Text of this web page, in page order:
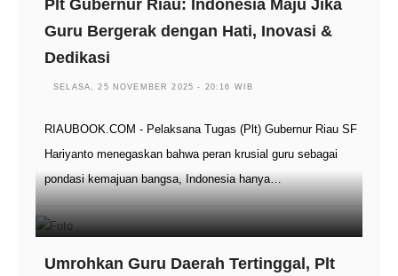
Plt Gubernur Riau: Indonesia Maju Jika
Guru Bergerak dengan Hati, Inovasi &
Dedikasi
SELASA, 25 NOVEMBER 2025 - 20:16 WIB
RIAUBOOK.COM - Pelaksana Tugas (Plt) Gubernur Riau SF
Hariyanto menegaskan bahwa peran krusial guru sebagai
pondasi kemajuan bangsa, Indonesia hanya…
Umrohkan Guru Daerah Tertinggal, Plt